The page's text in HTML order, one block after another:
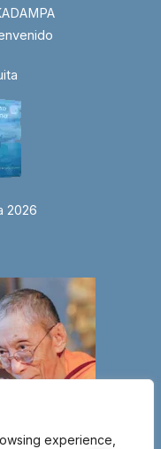
experience,
2026